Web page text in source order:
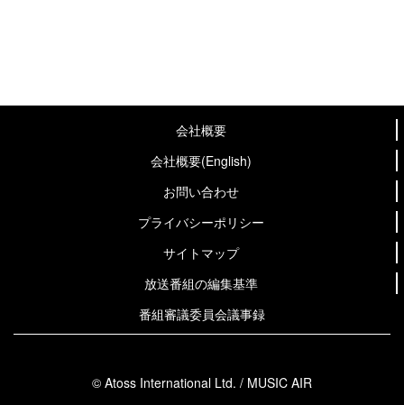
会社概要
会社概要(English)
お問い合わせ
プライバシーポリシー
サイトマップ
放送番組の編集基準
番組審議委員会議事録
© Atoss International Ltd. / MUSIC AIR